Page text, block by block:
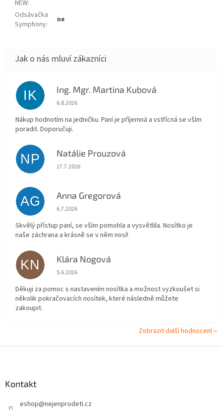
NEW:
Odsávačka
Symphony: ne
IK Ing. Mgr. Martina Kubová
Hodnocení obchodu je 5 z 5 hvězdiček.
6.8.2026
Nákup hodnotím na jedničku. Paní je příjemná a vstřícná se vším
poradit. Doporučuji.
NP Natálie Prouzová
Hodnocení obchodu je 5 z 5 hvězdiček.
17.7.2026
AG Anna Gregorová
Hodnocení obchodu je 5 z 5 hvězdiček.
6.7.2026
Skvělý přístup paní, se vším pomohla a vysvětlila. Nosítko je
naše záchrana a krásně se v něm nosí!
KN Klára Nogová
Hodnocení obchodu je 5 z 5 hvězdiček.
5.6.2026
Děkuji za pomoc s nastavením nosítka a možnost vyzkoušet si
několik pokračovacích nosítek, které následně můžete
zakoupit.
Zobrazit další hodnocení
Kontakt
eshop@nejenprodeti.cz